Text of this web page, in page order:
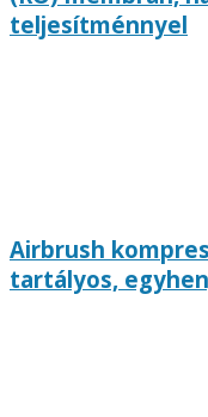
teljesítménnyel
Airbrush
tartályos,